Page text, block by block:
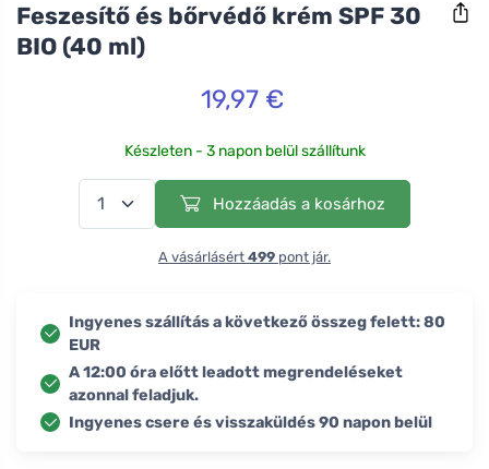
Feszesítő és bőrvédő krém SPF 30
BIO (40 ml)
19,97 €
Készleten - 3 napon belül szállítunk
Hozzáadás a kosárhoz
A vásárlásért 499 pont jár.
Ingyenes szállítás a következő összeg felett: 80
EUR
A 12:00 óra előtt leadott megrendeléseket
azonnal feladjuk.
Ingyenes csere és visszaküldés 90 napon belül